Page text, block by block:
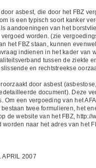
asbest, die door het FBZ
is een typisch soort kanker
aandoeningen van het
worden. (zie
het FBZ staan, kunnen
indienen in het kader
tussen de ziekte
en rechtstreekse
door asbest
document). Deze
een vergoeding van het
twee formulieren, het
de website van het FBZ,
naar het adres van het
APRIL 2007